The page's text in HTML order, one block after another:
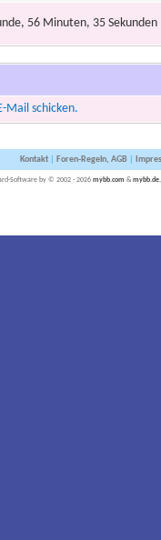
56 Minuten, 35 Sekunden
Mail schicken.
Kontakt| Foren-Regeln, AGB|
Software by © 2002 - 2026 mybb.com & mybb.de